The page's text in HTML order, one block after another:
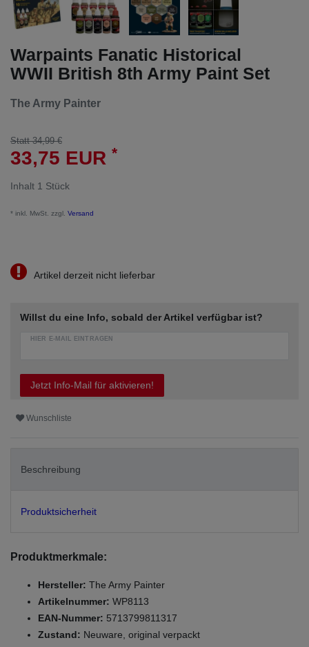
Warpaints Fanatic Historical
WWII British 8th Army Paint Set
The Army Painter
Statt 34,99 €
33,75 EUR *
Inhalt 1 Stück
* inkl. MwSt. zzgl. Versand
Artikel derzeit nicht lieferbar
Willst du eine Info, sobald der Artikel verfügbar ist?
HIER E-MAIL EINTRAGEN
Jetzt Info-Mail für aktivieren!
Wunschliste
Beschreibung
Produktsicherheit
Produktmerkmale:
Hersteller: The Army Painter
Artikelnummer: WP8113
EAN-Nummer: 5713799811317
Zustand: Neuware, original verpackt